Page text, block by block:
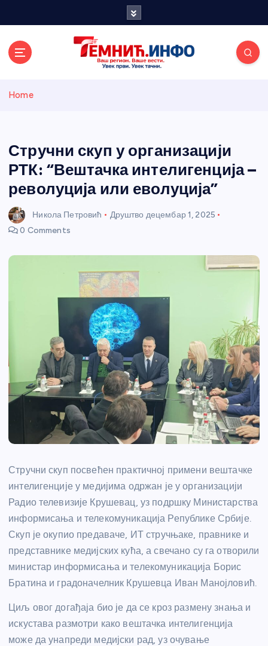
и портал
Home
Стручни скуп у организацији
РТК: “Вештачка интелигенција –
револуција или еволуција”
Никола Петровић Друштво децембар 1, 2025
0 Comments
Стручни скуп посвећен практичној примени вештачке
интелигенције у медијима одржан је у организацији
Радио телевизије Крушевац, уз подршку Министарства
информисања и телекомуникација Републике Србије.
Скуп је окупио предаваче, ИТ стручњаке, правнике и
представнике медијских кућа, а свечано су га отворили
министар информисања и телекомуникација Борис
Братина и градоначелник Крушевца Иван Манојловић.
Циљ овог догађаја био је да се кроз размену знања и
искустава размотри како вештачка интелигенција
може да унапреди медијски рад, уз очување